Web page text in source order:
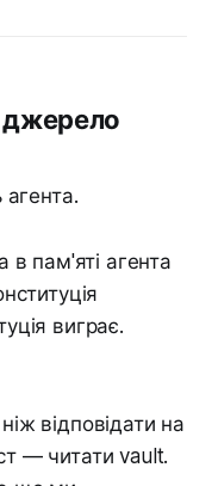
джерело
пам'яті агента
виграє.
відповідати на
— читати vault.